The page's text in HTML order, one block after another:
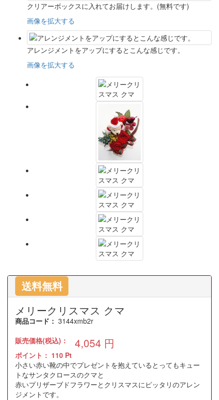
クリアーボックスに入れてお届けします。(無料です)
画像を拡大する
アレンジメントをアップにするとこんな感じです。
画像を拡大する
送料無料
メリークリスマス クマ
商品コード： 3144xmb2r
販売価格(税込)： 4,054 円
ポイント： 110 Pt
小さい赤い靴の中でプレゼントを抱えているとってもキュー
トなサンタクロースのクマと
赤いプリザーブドフラワーとクリスマスにピッタリのアレン
ジメントです。